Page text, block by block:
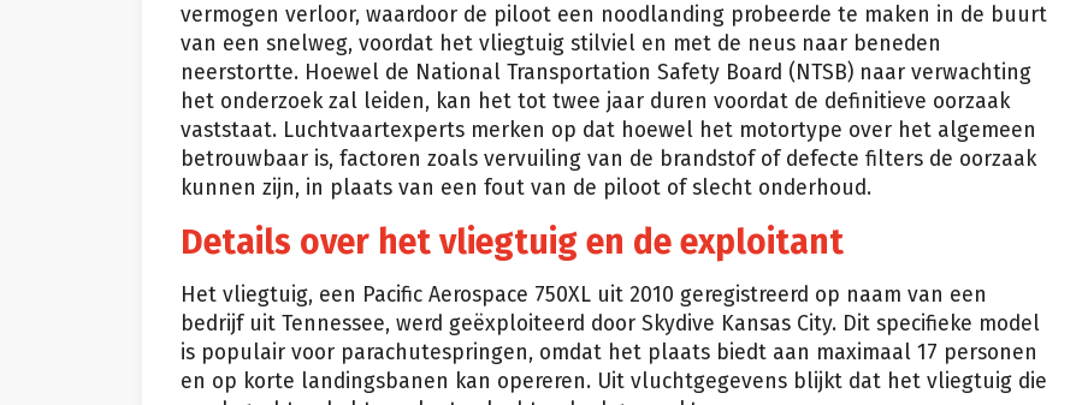
vermogen verloor, waardoor de piloot een noodlanding probeerde te maken in de buurt
van een snelweg, voordat het vliegtuig stilviel en met de neus naar beneden
neerstortte. Hoewel de National Transportation Safety Board (NTSB) naar verwachting
het onderzoek zal leiden, kan het tot twee jaar duren voordat de definitieve oorzaak
vaststaat. Luchtvaartexperts merken op dat hoewel het motortype over het algemeen
betrouwbaar is, factoren zoals vervuiling van de brandstof of defecte filters de oorzaak
kunnen zijn, in plaats van een fout van de piloot of slecht onderhoud.
Details over het vliegtuig en de exploitant
Het vliegtuig, een Pacific Aerospace 750XL uit 2010 geregistreerd op naam van een
bedrijf uit Tennessee, werd geëxploiteerd door Skydive Kansas City. Dit specifieke model
is populair voor parachutespringen, omdat het plaats biedt aan maximaal 17 personen
en op korte landingsbanen kan opereren. Uit vluchtgegevens blijkt dat het vliegtuig die